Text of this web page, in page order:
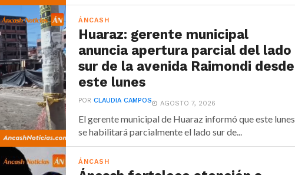
ÁNCASH
Huaraz: gerente municipal
anuncia apertura parcial del lado
sur de la avenida Raimondi desde
este lunes
PORCLAUDIA CAMPOS AGOSTO 7, 2026
El gerente municipal de Huaraz informó que este lunes
se habilitará parcialmente el lado sur de...
ÁNCASH